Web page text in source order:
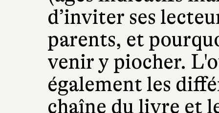
d’inviter ses
parents, et
venir y piocher.
également les
chaîne du livre et